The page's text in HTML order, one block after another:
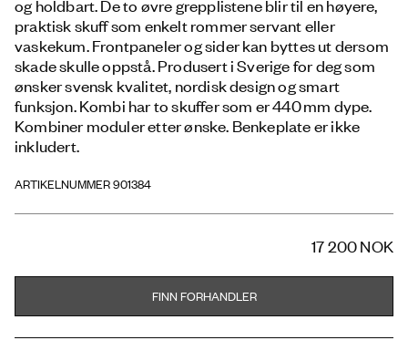
og holdbart. De to øvre grepplistene blir til en høyere,
praktisk skuff som enkelt rommer servant eller
vaskekum. Frontpaneler og sider kan byttes ut dersom
skade skulle oppstå. Produsert i Sverige for deg som
ønsker svensk kvalitet, nordisk design og smart
funksjon. Kombi har to skuffer som er 440 mm dype.
Kombiner moduler etter ønske. Benkeplate er ikke
inkludert.
ARTIKELNUMMER 901384
17 200 NOK
FINN FORHANDLER